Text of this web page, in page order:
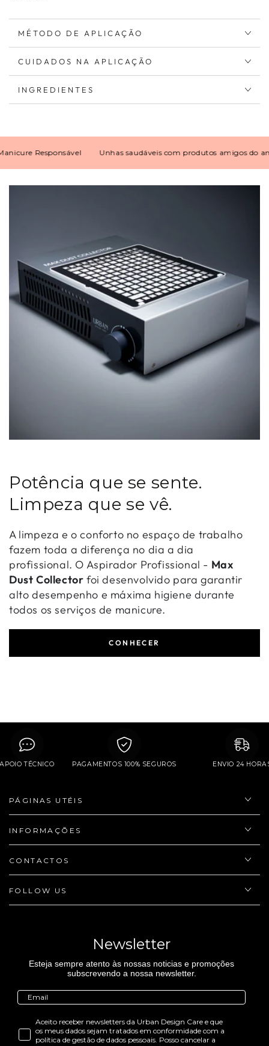
MÉTODO DE APLICAÇÃO
CUIDADOS NA APLICAÇÃO
INGREDIENTES
Responsável Unhas saudáveis com produtos amigos do
Potência que se sente.
Limpeza que se vê.
A limpeza e o conforto no espaço de trabalho
fazem toda a diferença no dia a dia
profissional. O Aspirador Profissional - Max
Dust Collector foi desenvolvido para garantir
alto desempenho e máxima higiene durante
todos os serviços de manicure.
CONHECER
APOIO TÉCNICO PAGAMENTOS 100% SEGUROS ENVIO 24
PÁGINAS UTÉIS
INFORMAÇÕES
CONTACTOS
FOLLOW US
Newsletter
Esteja sempre atento às nossas noticias e promoções
subscrevendo a nossa newsletter.
Aceito receber newsletters da Urban Design Care e que
os meus dados sejam tratados em conformidade com a
política de gestão de dados pessoais. Posso cancelar a